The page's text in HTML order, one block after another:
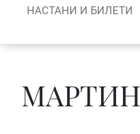
НАСТАНИ И БИЛЕТИ